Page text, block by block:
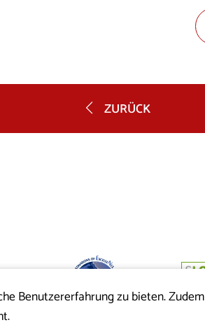
ZURÜCK
Benutzererfahrung zu bieten. Zudem